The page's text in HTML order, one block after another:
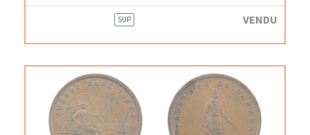
SUP VENDU